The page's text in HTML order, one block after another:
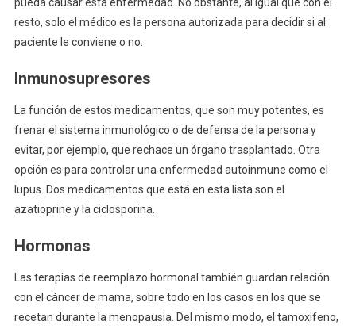
resto, solo el médico es la persona autorizada para decidir si al
paciente le conviene o no.
Inmunosupresores
La función de estos medicamentos, que son muy potentes, es
frenar el sistema inmunológico o de defensa de la persona y
evitar, por ejemplo, que rechace un órgano trasplantado. Otra
opción es para controlar una enfermedad autoinmune como el
lupus. Dos medicamentos que está en esta lista son el
azatioprine y la ciclosporina.
Hormonas
Las terapias de reemplazo hormonal también guardan relación
con el cáncer de mama, sobre todo en los casos en los que se
recetan durante la menopausia. Del mismo modo, el tamoxifeno,